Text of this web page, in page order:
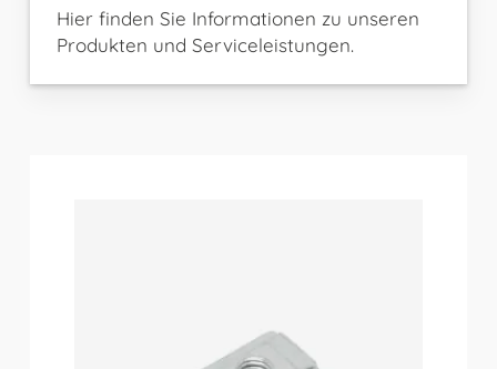
Hier finden Sie Informationen zu unseren
Produkten und Serviceleistungen.